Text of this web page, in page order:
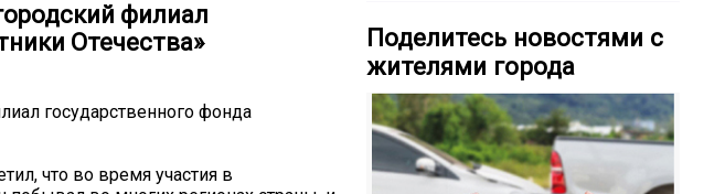
филиал
Отечества»
государственного фонда
что во время участия в
Поделитесь новостями с
жителями города